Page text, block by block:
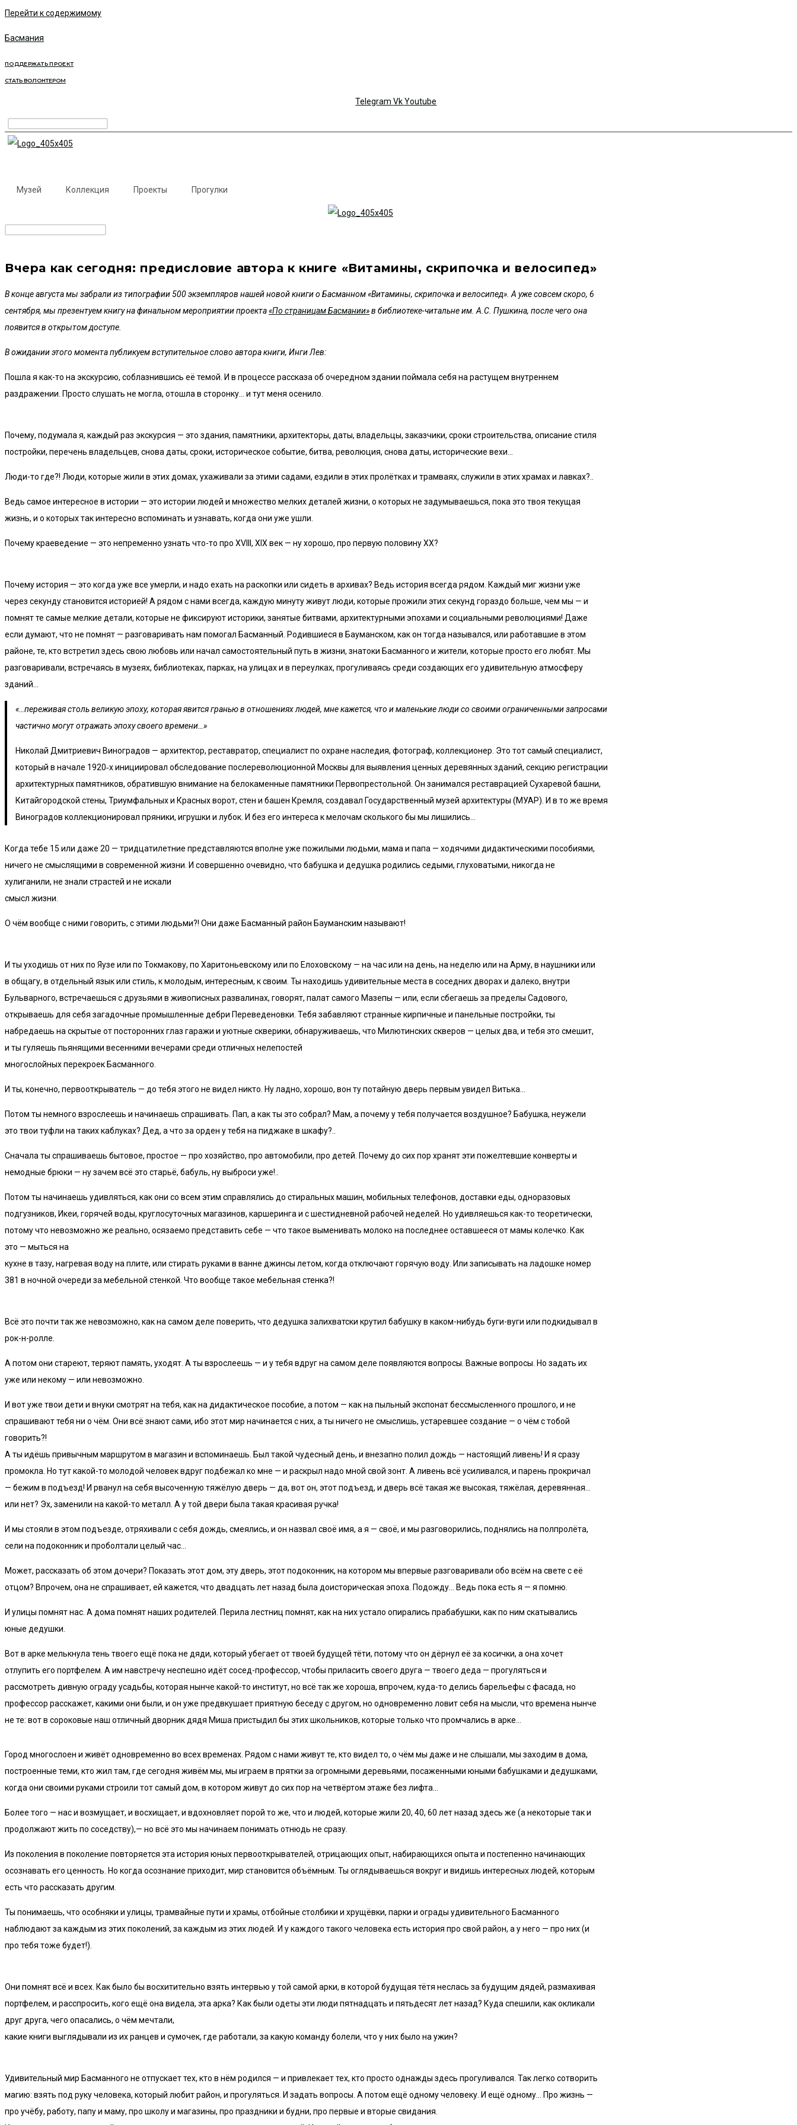
Перейти к содержимому
Басмания
ПОДДЕРЖАТЬ ПРОЕКТ
СТАТЬ ВОЛОНТЕРОМ
Telegram Vk Youtube
Музей Коллекция Проекты Прогулки
Вчера как сегодня: предисловие автора к книге «Витамины, скрипочка и велосипед»
В конце августа мы забрали из типографии 500 экземпляров нашей новой книги о Басманном «Витамины, скрипочка и велосипед». А уже совсем скоро, 6
сентября, мы презентуем книгу на финальном мероприятии проекта«По страницам Басмании»в библиотеке-читальне им. А.С. Пушкина, после чего она
появится в открытом доступе.
В ожидании этого момента публикуем вступительное слово автора книги, Инги Лев:
Пошла я как-то на экскурсию, соблазнившись её темой. И в процессе рассказа об очередном здании поймала себя на растущем внутреннем
раздражении. Просто слушать не могла, отошла в сторонку… и тут меня осенило.
Почему, подумала я, каждый раз экскурсия — это здания, памятники, архитекторы, даты, владельцы, заказчики, сроки строительства, описание стиля
постройки, перечень владельцев, снова даты, сроки, историческое событие, битва, революция, снова даты, исторические вехи…
Люди-то где?! Люди, которые жили в этих домах, ухаживали за этими садами, ездили в этих пролётках и трамваях, служили в этих храмах и лавках?..
Ведь самое интересное в истории — это истории людей и множество мелких деталей жизни, о которых не задумываешься, пока это твоя текущая
жизнь, и о которых так интересно вспоминать и узнавать, когда они уже ушли.
Почему краеведение — это непременно узнать что-то про XVIII, XIX век — ну хорошо, про первую половину XX?
Почему история — это когда уже все умерли, и надо ехать на раскопки или сидеть в архивах? Ведь история всегда рядом. Каждый миг жизни уже
через секунду становится историей! А рядом с нами всегда, каждую минуту живут люди, которые прожили этих секунд гораздо больше, чем мы — и
помнят те самые мелкие детали, которые не фиксируют историки, занятые битвами, архитектурными эпохами и социальными революциями! Даже
если думают, что не помнят — разговаривать нам помогал Басманный. Родившиеся в Бауманском, как он тогда назывался, или работавшие в этом
районе, те, кто встретил здесь свою любовь или начал самостоятельный путь в жизни, знатоки Басманного и жители, которые просто его любят. Мы
разговаривали, встречаясь в музеях, библиотеках, парках, на улицах и в переулках, прогуливаясь среди создающих его удивительную атмосферу
зданий…
«…переживая столь великую эпоху, которая явится гранью в отношениях людей, мне кажется, что и маленькие люди со своими ограниченными запросами
частично могут отражать эпоху своего времени…»
Николай Дмитриевич Виноградов — архитектор, реставратор, специалист по охране наследия, фотограф, коллекционер. Это тот самый специалист,
который в начале 1920‐х инициировал обследование послереволюционной Москвы для выявления ценных деревянных зданий, секцию регистрации
архитектурных памятников, обратившую внимание на белокаменные памятники Первопрестольной. Он занимался реставрацией Сухаревой башни,
Китайгородской стены, Триумфальных и Красных ворот, стен и башен Кремля, создавал Государственный музей архитектуры (МУАР). И в то же время
Виноградов коллекционировал пряники, игрушки и лубок. И без его интереса к мелочам сколького бы мы лишились…
Когда тебе 15 или даже 20 — тридцатилетние представляются вполне уже пожилыми людьми, мама и папа — ходячими дидактическими пособиями,
ничего не смыслящими в современной жизни. И совершенно очевидно, что бабушка и дедушка родились седыми, глуховатыми, никогда не
хулиганили, не знали страстей и не искали
смысл жизни.
О чём вообще с ними говорить, с этими людьми?! Они даже Басманный район Бауманским называют!
И ты уходишь от них по Яузе или по Токмакову, по Харитоньевскому или по Елоховскому — на час или на день, на неделю или на Арму, в наушники или
в общагу, в отдельный язык или стиль, к молодым, интересным, к своим. Ты находишь удивительные места в соседних дворах и далеко, внутри
Бульварного, встречаешься с друзьями в живописных развалинах, говорят, палат самого Мазепы — или, если сбегаешь за пределы Садового,
открываешь для себя загадочные промышленные дебри Переведеновки. Тебя забавляют странные кирпичные и панельные постройки, ты
набредаешь на скрытые от посторонних глаз гаражи и уютные скверики, обнаруживаешь, что Милютинских скверов — целых два, и тебя это смешит,
и ты гуляешь пьянящими весенними вечерами среди отличных нелепостей
многослойных перекроек Басманного.
И ты, конечно, первооткрыватель — до тебя этого не видел никто. Ну ладно, хорошо, вон ту потайную дверь первым увидел Витька…
Потом ты немного взрослеешь и начинаешь спрашивать. Пап, а как ты это собрал? Мам, а почему у тебя получается воздушное? Бабушка, неужели
это твои туфли на таких каблуках? Дед, а что за орден у тебя на пиджаке в шкафу?..
Сначала ты спрашиваешь бытовое, простое — про хозяйство, про автомобили, про детей. Почему до сих пор хранят эти пожелтевшие конверты и
немодные брюки — ну зачем всё это старьё, бабуль, ну выброси уже!..
Потом ты начинаешь удивляться, как они со всем этим справлялись до стиральных машин, мобильных телефонов, доставки еды, одноразовых
подгузников, Икеи, горячей воды, круглосуточных магазинов, каршеринга и с шестидневной рабочей неделей. Но удивляешься как-то теоретически,
потому что невозможно же реально, осязаемо представить себе — что такое выменивать молоко на последнее оставшееся от мамы колечко. Как
это — мыться на
кухне в тазу, нагревая воду на плите, или стирать руками в ванне джинсы летом, когда отключают горячую воду. Или записывать на ладошке номер
381 в ночной очереди за мебельной стенкой. Что вообще такое мебельная стенка?!
Всё это почти так же невозможно, как на самом деле поверить, что дедушка залихватски крутил бабушку в каком-нибудь буги-вуги или подкидывал в
рок-н-ролле.
А потом они стареют, теряют память, уходят. А ты взрослеешь — и у тебя вдруг на самом деле появляются вопросы. Важные вопросы. Но задать их
уже или некому — или невозможно.
И вот уже твои дети и внуки смотрят на тебя, как на дидактическое пособие, а потом — как на пыльный экспонат бессмысленного прошлого, и не
спрашивают тебя ни о чём. Они всё знают сами, ибо этот мир начинается с них, а ты ничего не смыслишь, устаревшее создание — о чём с тобой
говорить?!
А ты идёшь привычным маршрутом в магазин и вспоминаешь. Был такой чудесный день, и внезапно полил дождь — настоящий ливень! И я сразу
промокла. Но тут какой-то молодой человек вдруг подбежал ко мне — и раскрыл надо мной свой зонт. А ливень всё усиливался, и парень прокричал
— бежим в подъезд! И рванул на себя высоченную тяжёлую дверь — да, вот он, этот подъезд, и дверь всё такая же высокая, тяжёлая, деревянная…
или нет? Эх, заменили на какой-то металл. А у той двери была такая красивая ручка!
И мы стояли в этом подъезде, отряхивали с себя дождь, смеялись, и он назвал своё имя, а я — своё, и мы разговорились, поднялись на полпролёта,
сели на подоконник и проболтали целый час…
Может, рассказать об этом дочери? Показать этот дом, эту дверь, этот подоконник, на котором мы впервые разговаривали обо всём на свете с её
отцом? Впрочем, она не спрашивает, ей кажется, что двадцать лет назад была доисторическая эпоха. Подожду… Ведь пока есть я — я помню.
И улицы помнят нас. А дома помнят наших родителей. Перила лестниц помнят, как на них устало опирались прабабушки, как по ним скатывались
юные дедушки.
Вот в арке мелькнула тень твоего ещё пока не дяди, который убегает от твоей будущей тёти, потому что он дёрнул её за косички, а она хочет
отлупить его портфелем. А им навстречу неспешно идёт сосед-профессор, чтобы приласить своего друга — твоего деда — прогуляться и
рассмотреть дивную ограду усадьбы, которая нынче какой-то институт, но всё так же хороша, впрочем, куда-то делись барельефы с фасада, но
профессор расскажет, какими они были, и он уже предвкушает приятную беседу с другом, но одновременно ловит себя на мысли, что времена нынче
не те: вот в сороковые наш отличный дворник дядя Миша пристыдил бы этих школьников, которые только что промчались в арке…
Город многослоен и живёт одновременно во всех временах. Рядом с нами живут те, кто видел то, о чём мы даже и не слышали, мы заходим в дома,
построенные теми, кто жил там, где сегодня живём мы, мы играем в прятки за огромными деревьями, посаженными юными бабушками и дедушками,
когда они своими руками строили тот самый дом, в котором живут до сих пор на четвёртом этаже без лифта…
Более того — нас и возмущает, и восхищает, и вдохновляет порой то же, что и людей, которые жили 20, 40, 60 лет назад здесь же (а некоторые так и
продолжают жить по соседству),— но всё это мы начинаем понимать отнюдь не сразу.
Из поколения в поколение повторяется эта история юных первооткрывателей, отрицающих опыт, набирающихся опыта и постепенно начинающих
осознавать его ценность. Но когда осознание приходит, мир становится объёмным. Ты оглядываешься вокруг и видишь интересных людей, которым
есть что рассказать другим.
Ты понимаешь, что особняки и улицы, трамвайные пути и храмы, отбойные столбики и хрущёвки, парки и ограды удивительного Басманного
наблюдают за каждым из этих поколений, за каждым из этих людей. И у каждого такого человека есть история про свой район, а у него — про них (и
про тебя тоже будет!).
Они помнят всё и всех. Как было бы восхитительно взять интервью у той самой арки, в которой будущая тётя неслась за будущим дядей, размахивая
портфелем, и расспросить, кого ещё она видела, эта арка? Как были одеты эти люди пятнадцать и пятьдесят лет назад? Куда спешили, как окликали
друг друга, чего опасались, о чём мечтали,
какие книги выглядывали из их ранцев и сумочек, где работали, за какую команду болели, что у них было на ужин?
Удивительный мир Басманного не отпускает тех, кто в нём родился — и привлекает тех, кто просто однажды здесь прогуливался. Так легко сотворить
магию: взять под руку человека, который любит район, и прогуляться. И задать вопросы. А потом ещё одному человеку. И ещё одному… Про жизнь —
про учёбу, работу, папу и маму, про школу и магазины, про праздники и будни, про первые и вторые свидания.